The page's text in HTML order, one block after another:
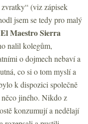
(viz zápisek
jsem se tedy pro malý
El Maestro Sierra
nalil kolegům,
o dojmech nebaví a
co si o tom myslí a
k dispozici společně
jiného. Nikdo z
konzumují a nedělají